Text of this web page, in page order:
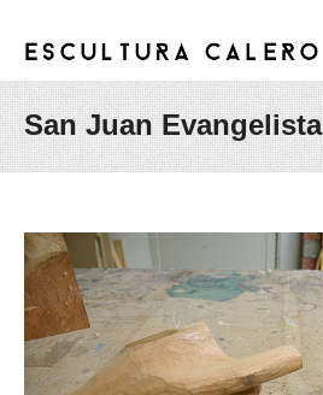
San Juan Evangelista